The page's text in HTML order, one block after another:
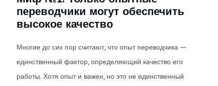
переводчики могут обеспечить
высокое качество
Многие до сих пор считают, что опыт переводчика —
единственный фактор, определяющий качество его
работы. Хотя опыт и важен, но это не единственный